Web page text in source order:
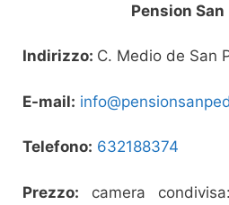
Pension San
Indirizzo: C. Medio de San
E-mail:
Telefono: 632188374
Prezzo: camera